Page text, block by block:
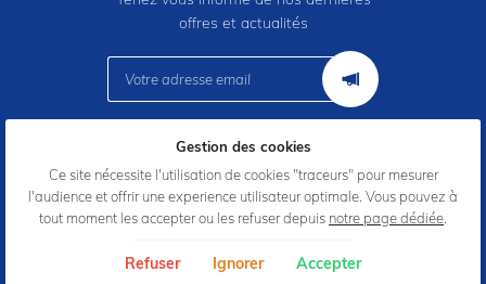
offres et actualités
Mentions Légales
Conditions générales d'utilisation
Politique de confidentialité
Gestion des cookies
Gestion des cookies
Ce site nécessite l'utilisation de cookies "traceurs" pour mesurer
l'audience et offrir une experience utilisateur optimale. Vous pouvez à
tout moment les accepter ou les refuser depuis notre page dédiée
Refuser Ignorer Accepter